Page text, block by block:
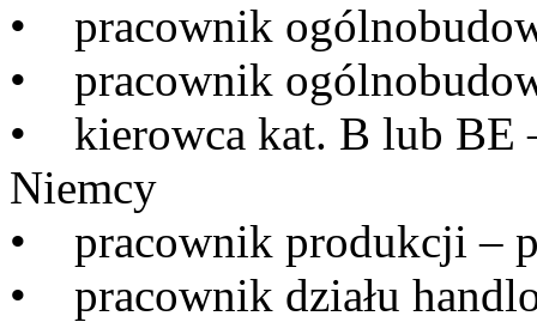
• pracownik
• pracownik
• kierowca kat. B lub BE
Niemcy
• pracownik produkcji –
• pracownik działu